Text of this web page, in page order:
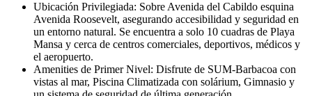
Ubicación Privilegiada: Sobre Avenida del Cabildo esquina
Avenida Roosevelt, asegurando accesibilidad y seguridad en
un entorno natural. Se encuentra a solo 10 cuadras de Playa
Mansa y cerca de centros comerciales, deportivos, médicos y
el aeropuerto.
Amenities de Primer Nivel: Disfrute de SUM-Barbacoa con
vistas al mar, Piscina Climatizada con solárium, Gimnasio y